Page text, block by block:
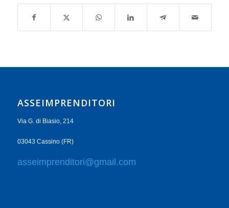
ASSEIMPRENDITORI
Via G. di Biasio, 214
03043 Cassino (FR)
asseimprenditori@gmail.com